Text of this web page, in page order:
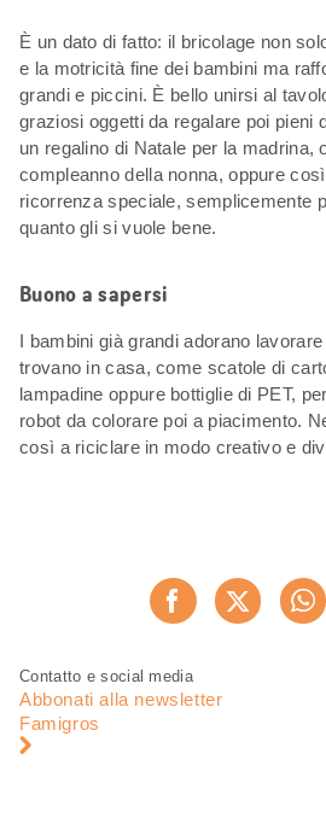
È un dato di fatto: il bricolage non
e la motricità fine dei bambini ma
grandi e piccini. È bello unirsi al
graziosi oggetti da regalare poi pieni
un regalino di Natale per la madrina,
compleanno della nonna, oppure
ricorrenza speciale, semplicemente
quanto gli si vuole bene.
Buono a sapersi
I bambini già grandi adorano
trovano in casa, come scatole di
lampadine oppure bottiglie di PET,
robot da colorare poi a piacimento.
così a riciclare in modo creativo e
Piè
pagina
Navigazione
pagina
Contatto e social media
Abbonati alla newsletter
Famigros